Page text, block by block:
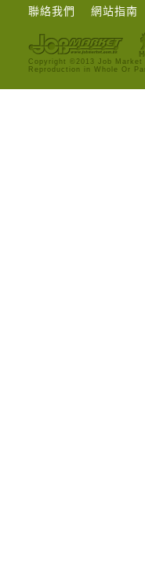
聯絡我們 網站指南
Copyright ©2013 Job
Reproduction in Whole Or